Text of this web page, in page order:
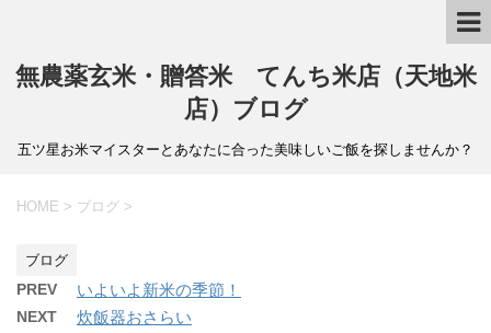
無農薬玄米・贈答米 てんち米店（天地米
店）ブログ
五ツ星お米マイスターとあなたに合った美味しいご飯を探しませんか？
HOME > ブログ >
ブログ
PREV いよいよ新米の季節！
NEXT 炊飯器おさらい